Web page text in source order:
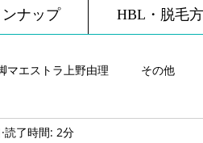
ナップ HBL・脱毛
マエストラ上野由理 その他
ンシューズ
読了時間: 2分